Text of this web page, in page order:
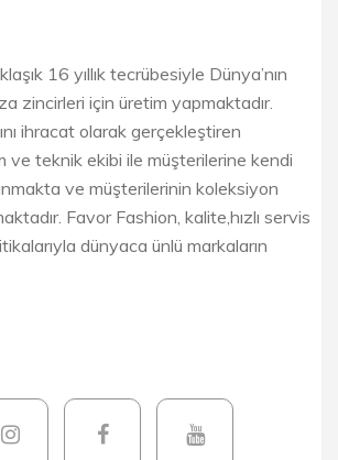
16 yıllık tecrübesiyle Dünya’nın
zincirleri için üretim yapmaktadır.
ihracat olarak gerçekleştiren
ve teknik ekibi ile müşterilerine kendi
ve müşterilerinin koleksiyon
Favor Fashion, kalite,hızlı servis
dünyaca ünlü markaların